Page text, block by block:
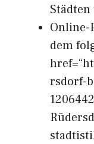
Städten
dem
rsdorf-